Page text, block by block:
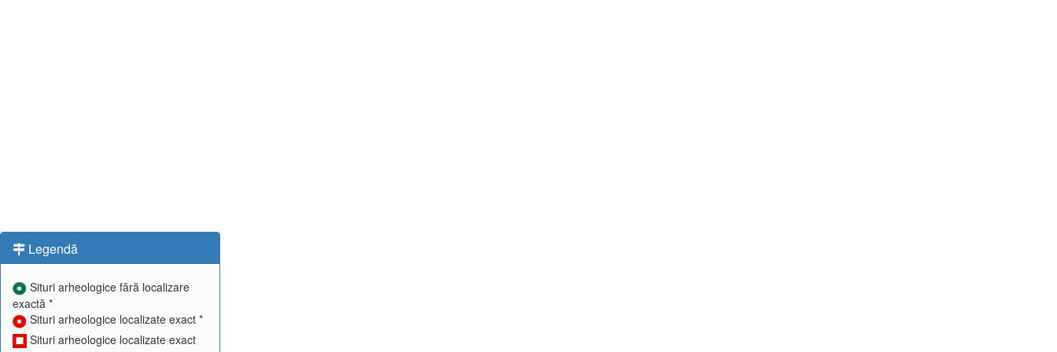
Legendă
Situri arheologice fără localizare
exactă *
Situri arheologice localizate exact *
Situri arheologice localizate exact